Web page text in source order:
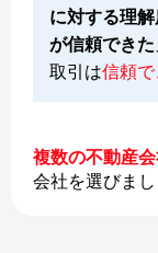
に対する理
が信頼できた
取引は信頼
複数の不動産
会社を選びまし